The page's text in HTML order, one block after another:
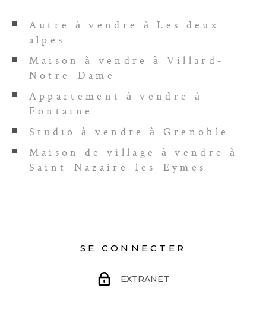
Autre à vendre à Les deux
alpes
Maison à vendre à Villard-
Notre-Dame
Appartement à vendre à
Fontaine
Studio à vendre à Grenoble
Maison de village à vendre à
Saint-Nazaire-les-Eymes
SE CONNECTER
EXTRANET